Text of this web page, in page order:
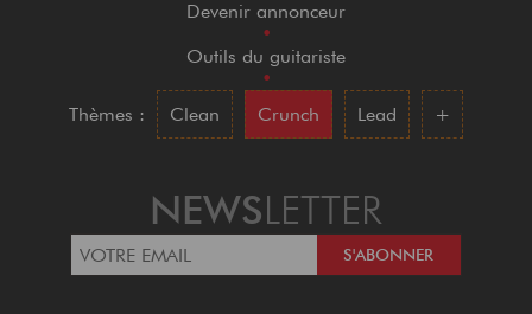
Devenir annonceur
•
Outils du guitariste
•
Thèmes :
Clean Crunch Lead +
NEWSLETTER